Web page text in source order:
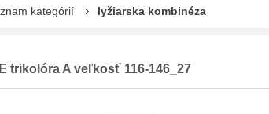
kategórií lyžiarska kombinéza
trikolóra A veľkosť 116-146_27